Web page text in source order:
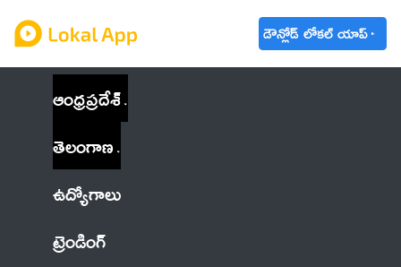
డౌన్లోడ్ లోకల్ యాప్
ఆంధ్రప్రదేశ్
తెలంగాణ
ఉద్యోగాలు
ట్రెండింగ్